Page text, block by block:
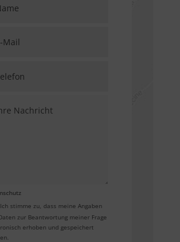
Ich stimme zu, dass meine Angaben
zur Beantwortung meiner Frage
erhoben und gespeichert